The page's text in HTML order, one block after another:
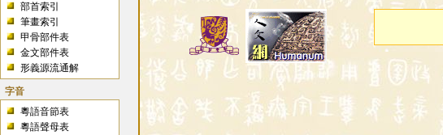
部首索引
筆畫索引
甲骨部件表
金文部件表
形義源流通解
字音
粵語音節表
粵語聲母表